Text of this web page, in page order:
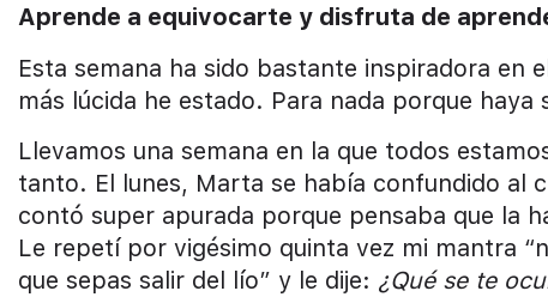
Aprende a equivocarte y disfruta de
Esta semana ha sido bastante inspiradora en
más lúcida he estado. Para nada porque
Llevamos una semana en la que todos
tanto. El lunes, Marta se había confundido al
contó super apurada porque pensaba que la
Le repetí por vigésimo quinta vez mi mantra
que sepas salir del lío” y le dije: ¿Qué se te